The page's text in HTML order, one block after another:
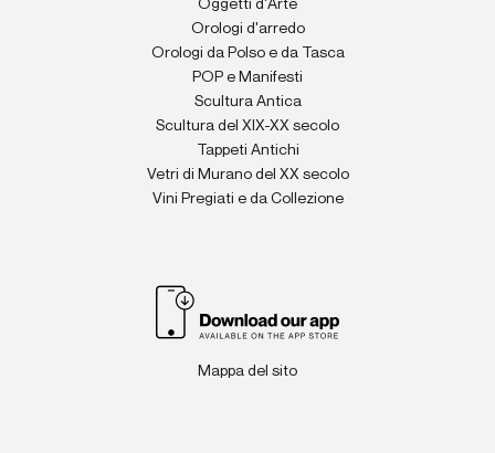
Oggetti d'Arte
Orologi d'arredo
Orologi da Polso e da Tasca
POP e Manifesti
Scultura Antica
Scultura del XIX-XX secolo
Tappeti Antichi
Vetri di Murano del XX secolo
Vini Pregiati e da Collezione
Mappa del sito